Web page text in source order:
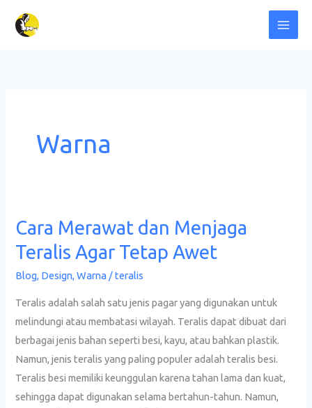
Warna
Cara Merawat dan Menjaga
Teralis Agar Tetap Awet
Blog, Design,Warna /teralis
Teralis adalah salah satu jenis pagar yang digunakan untuk
melindungi atau membatasi wilayah. Teralis dapat dibuat dari
berbagai jenis bahan seperti besi, kayu, atau bahkan plastik.
Namun, jenis teralis yang paling populer adalah teralis besi.
Teralis besi memiliki keunggulan karena tahan lama dan kuat,
sehingga dapat digunakan selama bertahun-tahun. Namun,
Cara
Merawat
dan
Menjaga
Teralis
Agar
Tetap
Awet